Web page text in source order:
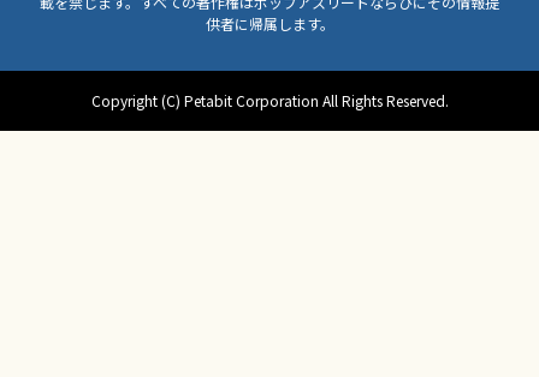
供者に帰属します。
Copyright (C) Petabit Corporation All Rights Reserved.